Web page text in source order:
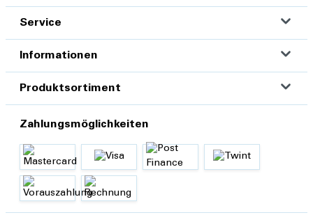
Service
Informationen
Produktsortiment
Zahlungsmöglichkeiten